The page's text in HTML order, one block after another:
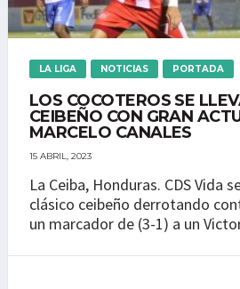
LA LIGA NOTICIAS PORTADA
LOS COCOTEROS SE
CEIBEÑO CON GRAN
MARCELO CANALES
15 ABRIL, 2023
La Ceiba, Honduras. CDS Vida
clásico ceibeño derrotando
un marcador de (3-1) a un